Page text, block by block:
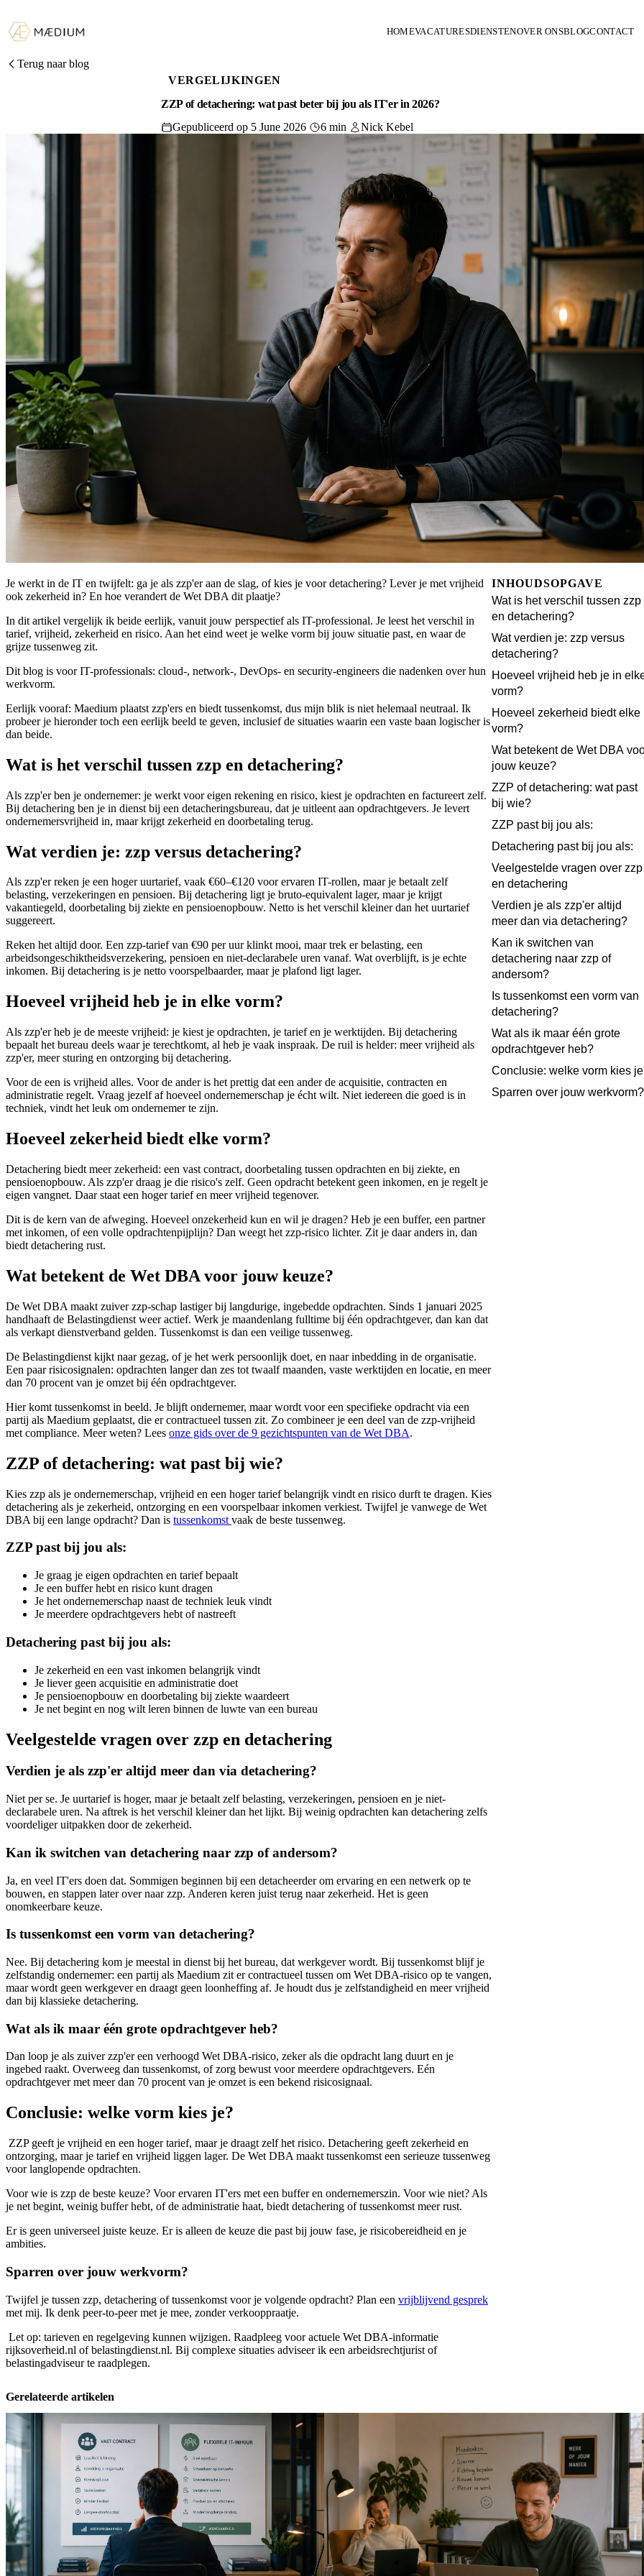
HOMEVACATURESDIENSTENOVER ONSBLOGCONTACT
Terug naar blog
VERGELIJKINGEN
ZZP of detachering: wat past beter bij jou als IT'er in 2026?
Gepubliceerd op 5 June 2026
6 min Nick Kebel
Je werkt in de IT en twijfelt: ga je als zzp'er aan de slag, of kies je voor detachering? Lever je met vrijheid
ook zekerheid in? En hoe verandert de Wet DBA dit plaatje?
In dit artikel vergelijk ik beide eerlijk, vanuit jouw perspectief als IT-professional. Je leest het verschil in
tarief, vrijheid, zekerheid en risico. Aan het eind weet je welke vorm bij jouw situatie past, en waar de
grijze tussenweg zit.
Dit blog is voor IT-professionals: cloud-, network-, DevOps- en security-engineers die nadenken over hun
werkvorm.
Eerlijk vooraf: Maedium plaatst zzp'ers en biedt tussenkomst, dus mijn blik is niet helemaal neutraal. Ik
probeer je hieronder toch een eerlijk beeld te geven, inclusief de situaties waarin een vaste baan logischer is
dan beide.
Wat is het verschil tussen zzp en detachering?
Als zzp'er ben je ondernemer: je werkt voor eigen rekening en risico, kiest je opdrachten en factureert zelf.
Bij detachering ben je in dienst bij een detacheringsbureau, dat je uitleent aan opdrachtgevers. Je levert
ondernemersvrijheid in, maar krijgt zekerheid en doorbetaling terug.
Wat verdien je: zzp versus detachering?
Als zzp'er reken je een hoger uurtarief, vaak €60–€120 voor ervaren IT-rollen, maar je betaalt zelf
belasting, verzekeringen en pensioen. Bij detachering ligt je bruto-equivalent lager, maar je krijgt
vakantiegeld, doorbetaling bij ziekte en pensioenopbouw. Netto is het verschil kleiner dan het uurtarief
suggereert.
Reken het altijd door. Een zzp-tarief van €90 per uur klinkt mooi, maar trek er belasting, een
arbeidsongeschiktheidsverzekering, pensioen en niet-declarabele uren vanaf. Wat overblijft, is je echte
inkomen. Bij detachering is je netto voorspelbaarder, maar je plafond ligt lager.
Hoeveel vrijheid heb je in elke vorm?
Als zzp'er heb je de meeste vrijheid: je kiest je opdrachten, je tarief en je werktijden. Bij detachering
bepaalt het bureau deels waar je terechtkomt, al heb je vaak inspraak. De ruil is helder: meer vrijheid als
zzp'er, meer sturing en ontzorging bij detachering.
Voor de een is vrijheid alles. Voor de ander is het prettig dat een ander de acquisitie, contracten en
administratie regelt. Vraag jezelf af hoeveel ondernemerschap je écht wilt. Niet iedereen die goed is in
techniek, vindt het leuk om ondernemer te zijn.
Hoeveel zekerheid biedt elke vorm?
Detachering biedt meer zekerheid: een vast contract, doorbetaling tussen opdrachten en bij ziekte, en
pensioenopbouw. Als zzp'er draag je die risico's zelf. Geen opdracht betekent geen inkomen, en je regelt je
eigen vangnet. Daar staat een hoger tarief en meer vrijheid tegenover.
Dit is de kern van de afweging. Hoeveel onzekerheid kun en wil je dragen? Heb je een buffer, een partner
met inkomen, of een volle opdrachtenpijplijn? Dan weegt het zzp-risico lichter. Zit je daar anders in, dan
biedt detachering rust.
Wat betekent de Wet DBA voor jouw keuze?
De Wet DBA maakt zuiver zzp-schap lastiger bij langdurige, ingebedde opdrachten. Sinds 1 januari 2025
handhaaft de Belastingdienst weer actief. Werk je maandenlang fulltime bij één opdrachtgever, dan kan dat
als verkapt dienstverband gelden. Tussenkomst is dan een veilige tussenweg.
De Belastingdienst kijkt naar gezag, of je het werk persoonlijk doet, en naar inbedding in de organisatie.
Een paar risicosignalen: opdrachten langer dan zes tot twaalf maanden, vaste werktijden en locatie, en meer
dan 70 procent van je omzet bij één opdrachtgever.
Hier komt tussenkomst in beeld. Je blijft ondernemer, maar wordt voor een specifieke opdracht via een
partij als Maedium geplaatst, die er contractueel tussen zit. Zo combineer je een deel van de zzp-vrijheid
met compliance. Meer weten? Lees onze gids over de 9 gezichtspunten van de Wet DBA.
ZZP of detachering: wat past bij wie?
Kies zzp als je ondernemerschap, vrijheid en een hoger tarief belangrijk vindt en risico durft te dragen. Kies
detachering als je zekerheid, ontzorging en een voorspelbaar inkomen verkiest. Twijfel je vanwege de Wet
DBA bij een lange opdracht? Dan is tussenkomst vaak de beste tussenweg.
ZZP past bij jou als:
Je graag je eigen opdrachten en tarief bepaalt
Je een buffer hebt en risico kunt dragen
Je het ondernemerschap naast de techniek leuk vindt
Je meerdere opdrachtgevers hebt of nastreeft
Detachering past bij jou als:
Je zekerheid en een vast inkomen belangrijk vindt
Je liever geen acquisitie en administratie doet
Je pensioenopbouw en doorbetaling bij ziekte waardeert
Je net begint en nog wilt leren binnen de luwte van een bureau
Veelgestelde vragen over zzp en detachering
Verdien je als zzp'er altijd meer dan via detachering?
Niet per se. Je uurtarief is hoger, maar je betaalt zelf belasting, verzekeringen, pensioen en je niet-
declarabele uren. Na aftrek is het verschil kleiner dan het lijkt. Bij weinig opdrachten kan detachering zelfs
voordeliger uitpakken door de zekerheid.
Kan ik switchen van detachering naar zzp of andersom?
Ja, en veel IT'ers doen dat. Sommigen beginnen bij een detacheerder om ervaring en een netwerk op te
bouwen, en stappen later over naar zzp. Anderen keren juist terug naar zekerheid. Het is geen
onomkeerbare keuze.
Is tussenkomst een vorm van detachering?
Nee. Bij detachering kom je meestal in dienst bij het bureau, dat werkgever wordt. Bij tussenkomst blijf je
zelfstandig ondernemer: een partij als Maedium zit er contractueel tussen om Wet DBA-risico op te vangen,
maar wordt geen werkgever en draagt geen loonheffing af. Je houdt dus je zelfstandigheid en meer vrijheid
dan bij klassieke detachering.
Wat als ik maar één grote opdrachtgever heb?
Dan loop je als zuiver zzp'er een verhoogd Wet DBA-risico, zeker als die opdracht lang duurt en je
ingebed raakt. Overweeg dan tussenkomst, of zorg bewust voor meerdere opdrachtgevers. Eén
opdrachtgever met meer dan 70 procent van je omzet is een bekend risicosignaal.
Conclusie: welke vorm kies je?
ZZP geeft je vrijheid en een hoger tarief, maar je draagt zelf het risico. Detachering geeft zekerheid en
ontzorging, maar je tarief en vrijheid liggen lager. De Wet DBA maakt tussenkomst een serieuze tussenweg
voor langlopende opdrachten.
Voor wie is zzp de beste keuze? Voor ervaren IT'ers met een buffer en ondernemerszin. Voor wie niet? Als
je net begint, weinig buffer hebt, of de administratie haat, biedt detachering of tussenkomst meer rust.
Er is geen universeel juiste keuze. Er is alleen de keuze die past bij jouw fase, je risicobereidheid en je
ambities.
Sparren over jouw werkvorm?
Twijfel je tussen zzp, detachering of tussenkomst voor je volgende opdracht? Plan een vrijblijvend gesprek
met mij. Ik denk peer-to-peer met je mee, zonder verkooppraatje.
Let op: tarieven en regelgeving kunnen wijzigen. Raadpleeg voor actuele Wet DBA-informatie
rijksoverheid.nl of belastingdienst.nl. Bij complexe situaties adviseer ik een arbeidsrechtjurist of
belastingadviseur te raadplegen.
INHOUDSOPGAVE
Wat is het verschil tussen zzp
en detachering?
Wat verdien je: zzp versus
detachering?
Hoeveel vrijheid heb je in
vorm?
Hoeveel zekerheid biedt elke
vorm?
Wat betekent de Wet DBA
jouw keuze?
ZZP of detachering: wat past
bij wie?
ZZP past bij jou als:
Detachering past bij jou als:
Veelgestelde vragen over zzp
en detachering
Verdien je als zzp'er altijd
meer dan via detachering?
Kan ik switchen van
detachering naar zzp of
andersom?
Is tussenkomst een vorm van
detachering?
Wat als ik maar één grote
opdrachtgever heb?
Conclusie: welke vorm kies
Sparren over jouw werkvorm?
Gerelateerde artikelen